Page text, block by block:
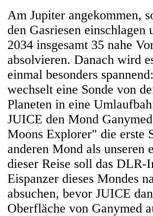
Am Jupiter angekommen,
den Gasriesen
2034 insgesamt 35 nahe
absolvieren. Danach wird
einmal besonders
wechselt eine Sonde von
Planeten in eine
JUICE den Mond
Moons Explorer" die erste
anderen Mond als
dieser Reise soll das
Eispanzer dieses Mondes
absuchen, bevor JUICE
Oberfläche von Ganymed